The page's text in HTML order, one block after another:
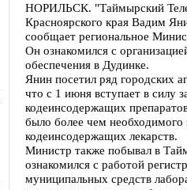
НОРИЛЬСК. "Таймырский
Красноярского края Вадим
сообщает региональное
Он ознакомился с
обеспечения в Дудинке.
Янин посетил ряд городских
что с 1 июня вступает в силу
кодеинсодержащих
было более чем необходимого
кодеинсодержащих лекарств.
Министр также побывал в
ознакомился с работой
муниципальных средств